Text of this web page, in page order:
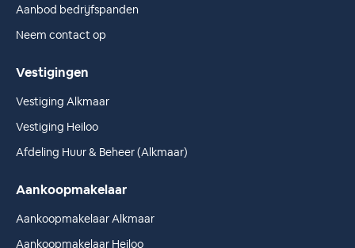
Aanbod bedrijfspanden
Neem contact op
Vestigingen
Vestiging Alkmaar
Vestiging Heiloo
Afdeling Huur & Beheer (Alkmaar)
Aankoopmakelaar
Aankoopmakelaar Alkmaar
Aankoopmakelaar Heiloo